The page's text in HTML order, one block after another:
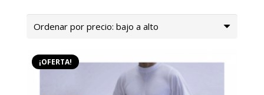
precio:
alto
¡OFERTA!